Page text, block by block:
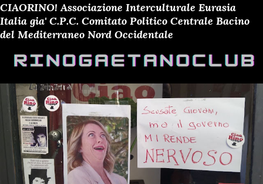
CIAORINO! Associazione Interculturale Eurasia
Italia gia' C.P.C. Comitato Politico Centrale Bacino
del Mediterraneo Nord Occidentale